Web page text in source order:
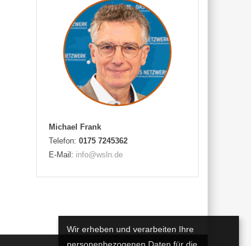
Michael Frank
Telefon: 0175 7245362
E-Mail: info@wsln.de
Wir erheben und verarbeiten Ihre